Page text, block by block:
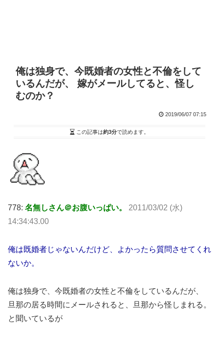
俺は独身で、今既婚者の女性と不倫をして
いるんだが、 嫁がメールしてると、怪し
むのか？
2019/06/07 07:15
この記事は約3分で読めます。
778: 名無しさん＠お腹いっぱい。 2011/03/02 (水)
14:34:43.00
俺は既婚者じゃないんだけど、よかったら質問させてくれ
ないか。
俺は独身で、今既婚者の女性と不倫をしているんだが、
旦那の居る時間にメールされると、旦那から怪しまれる。
と聞いているが